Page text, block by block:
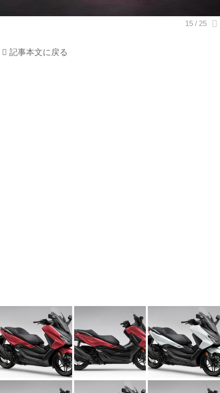
記事本文に戻る